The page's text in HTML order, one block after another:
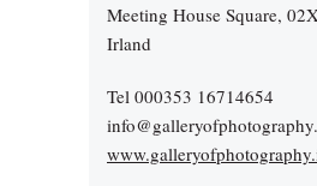
Meeting House Square,
Irland
Tel 000353 16714654